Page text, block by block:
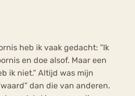
heb ik vaak gedacht: ”Ik
en doe alsof. Maar een
ik niet.” Altijd was mijn
dan die van anderen.